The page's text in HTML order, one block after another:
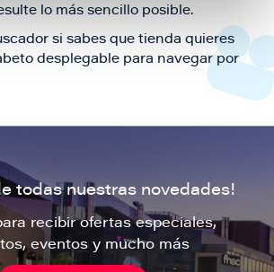
lo más sencillo posible.
si sabes que tienda quieres
desplegable para navegar por
todas nuestras novedades!
recibir ofertas especiales,
eventos y mucho más